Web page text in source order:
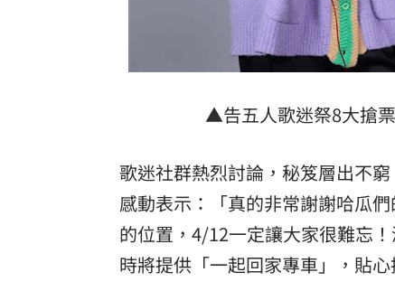
▲告五人歌迷祭8大搶
歌迷社群熱烈討論，秘笈層出不
感動表示：「真的非常謝謝哈瓜
的位置，4/12一定讓大家很難忘
時將提供「一起回家專車」，貼